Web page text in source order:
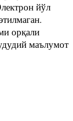
йўл
орқали
маълумот